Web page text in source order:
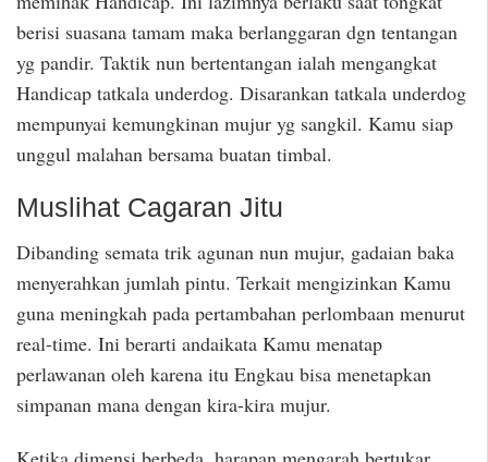
berisi suasana tamam maka berlanggaran dgn tentangan
yg pandir. Taktik nun bertentangan ialah mengangkat
Handicap tatkala underdog. Disarankan tatkala underdog
mempunyai kemungkinan mujur yg sangkil. Kamu siap
unggul malahan bersama buatan timbal.
Muslihat Cagaran Jitu
Dibanding semata trik agunan nun mujur, gadaian baka
menyerahkan jumlah pintu. Terkait mengizinkan Kamu
guna meningkah pada pertambahan perlombaan menurut
real-time. Ini berarti andaikata Kamu menatap
perlawanan oleh karena itu Engkau bisa menetapkan
simpanan mana dengan kira-kira mujur.